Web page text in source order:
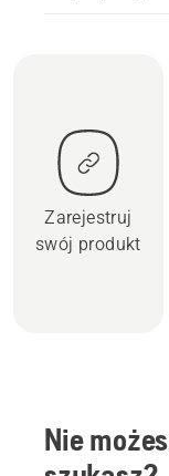
Zarejestruj
swój produkt
Nie